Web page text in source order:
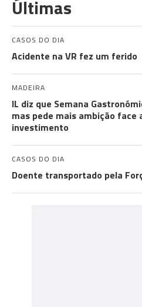
Últimas
CASOS DO DIA
Acidente na VR fez um ferido
MADEIRA
IL diz que Semana
mas pede mais ambição face
investimento
CASOS DO DIA
Doente transportado pela